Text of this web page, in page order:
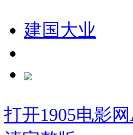
建国大业
打开1905电影